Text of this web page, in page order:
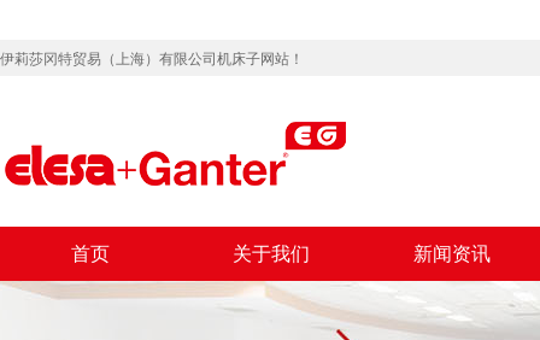
伊莉莎冈特贸易（上海）有限公司机床子网站！
首页 关于我们 新闻资讯